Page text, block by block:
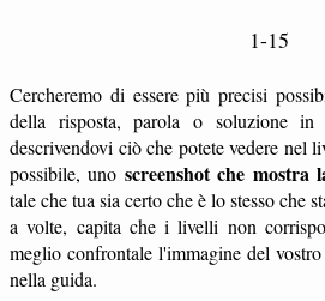
1-15
Cercheremo di essere più precisi
della risposta, parola o soluzione
descrivendovi ciò che potete vedere nel
possibile, uno screenshot che mostra
tale che tua sia certo che è lo stesso che
a volte, capita che i livelli non
meglio confrontale l'immagine del
nella guida.